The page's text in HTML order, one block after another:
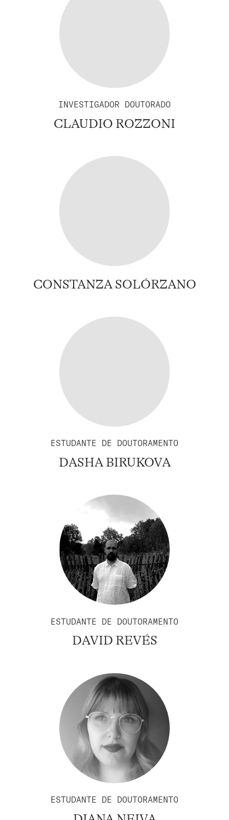
INVESTIGADOR DOUTORADO
CLAUDIO ROZZONI
CONSTANZA SOLÓRZANO
ESTUDANTE DE DOUTORAMENTO
DASHA BIRUKOVA
ESTUDANTE DE DOUTORAMENTO
DAVID REVÉS
ESTUDANTE DE DOUTORAMENTO